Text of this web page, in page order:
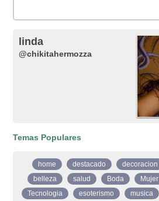
linda
@chikitahermozza
Temas Populares
home destacado decoracion
belleza
salud Boda Mujer
Tecnologia
esoterismo musica